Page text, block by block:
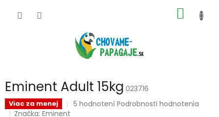
KOŠÍK
Eminent Adult 15kg 023716
Viac za menej
Priemerné
5 hodnotení Podrobnosti hodnotenia
Značka:Eminent